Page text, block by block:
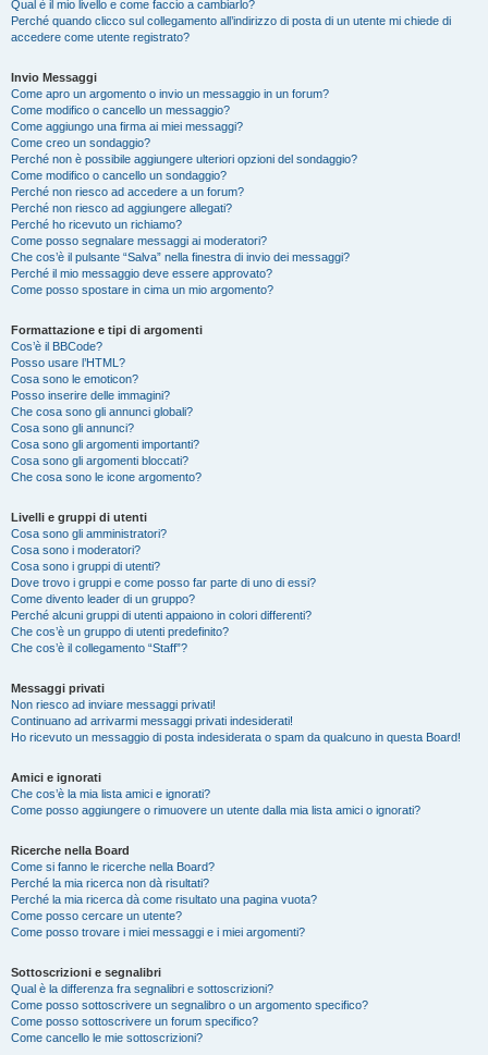
Qual è il mio livello e come faccio a cambiarlo?
Perché quando clicco sul collegamento all’indirizzo di posta di un utente mi chiede di
accedere come utente registrato?
Invio Messaggi
Come apro un argomento o invio un messaggio in un forum?
Come modifico o cancello un messaggio?
Come aggiungo una firma ai miei messaggi?
Come creo un sondaggio?
Perché non è possibile aggiungere ulteriori opzioni del sondaggio?
Come modifico o cancello un sondaggio?
Perché non riesco ad accedere a un forum?
Perché non riesco ad aggiungere allegati?
Perché ho ricevuto un richiamo?
Come posso segnalare messaggi ai moderatori?
Che cos’è il pulsante “Salva” nella finestra di invio dei messaggi?
Perché il mio messaggio deve essere approvato?
Come posso spostare in cima un mio argomento?
Formattazione e tipi di argomenti
Cos’è il BBCode?
Posso usare l’HTML?
Cosa sono le emoticon?
Posso inserire delle immagini?
Che cosa sono gli annunci globali?
Cosa sono gli annunci?
Cosa sono gli argomenti importanti?
Cosa sono gli argomenti bloccati?
Che cosa sono le icone argomento?
Livelli e gruppi di utenti
Cosa sono gli amministratori?
Cosa sono i moderatori?
Cosa sono i gruppi di utenti?
Dove trovo i gruppi e come posso far parte di uno di essi?
Come divento leader di un gruppo?
Perché alcuni gruppi di utenti appaiono in colori differenti?
Che cos’è un gruppo di utenti predefinito?
Che cos’è il collegamento “Staff”?
Messaggi privati
Non riesco ad inviare messaggi privati!
Continuano ad arrivarmi messaggi privati indesiderati!
Ho ricevuto un messaggio di posta indesiderata o spam da qualcuno in questa Board!
Amici e ignorati
Che cos’è la mia lista amici e ignorati?
Come posso aggiungere o rimuovere un utente dalla mia lista amici o ignorati?
Ricerche nella Board
Come si fanno le ricerche nella Board?
Perché la mia ricerca non dà risultati?
Perché la mia ricerca dà come risultato una pagina vuota?
Come posso cercare un utente?
Come posso trovare i miei messaggi e i miei argomenti?
Sottoscrizioni e segnalibri
Qual è la differenza fra segnalibri e sottoscrizioni?
Come posso sottoscrivere un segnalibro o un argomento specifico?
Come posso sottoscrivere un forum specifico?
Come cancello le mie sottoscrizioni?